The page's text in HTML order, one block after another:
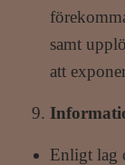
samt
att
Enligt lag